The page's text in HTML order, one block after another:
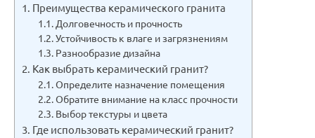
Преимущества керамического гранита
Долговечность и прочность
Устойчивость к влаге и загрязнениям
Разнообразие дизайна
Как выбрать керамический гранит?
Определите назначение помещения
Обратите внимание на класс прочности
Выбор текстуры и цвета
Где использовать керамический гранит?